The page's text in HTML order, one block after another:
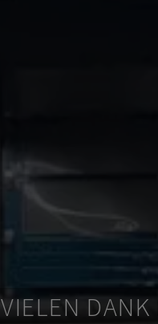
VIELEN DANK